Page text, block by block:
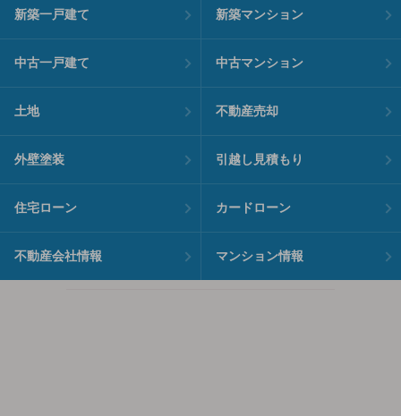
新築一戸建て 新築マンション
中古一戸建て 中古マンション
土地 不動産売却
外壁塗装 引越し見積もり
住宅ローン カードローン
不動産会社情報 マンション情報